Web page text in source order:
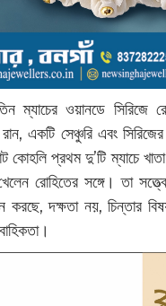
ম্যাচের ওয়ানডে সিরিজে
রান, একটি সেঞ্চুরি এবং
কোহলি প্রথম দু’টি ম্যাচে
রোহিতের সঙ্গে। তা
করছে, দক্ষতা নয়, চিন্তার